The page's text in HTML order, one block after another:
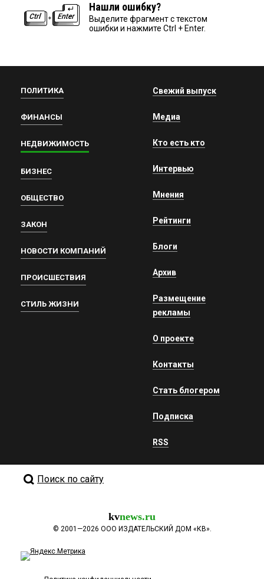
Нашли ошибку?
Выделите фрагмент с текстом
ошибки и нажмите Ctrl + Enter.
ПОЛИТИКА
ФИНАНСЫ
НЕДВИЖИМОСТЬ
БИЗНЕС
ОБЩЕСТВО
ЗАКОН
НОВОСТИ КОМПАНИЙ
ПРОИСШЕСТВИЯ
СТИЛЬ ЖИЗНИ
Свежий выпуск
Медиа
Кто есть кто
Интервью
Мнения
Рейтинги
Блоги
Архив
Размещение
рекламы
О проекте
Контакты
Стать блогером
Подписка
RSS
Поиск по сайту
kvnews.ru
© 2001—2026 ООО ИЗДАТЕЛЬСКИЙ ДОМ «КВ».